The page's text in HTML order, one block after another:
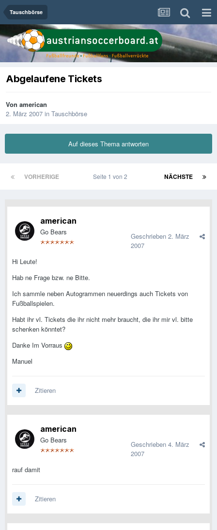
Tauschbörse
Abgelaufene Tickets
Von american
2. März 2007 in Tauschbörse
Auf dieses Thema antworten
VORHERIGE NÄCHSTE
Seite 1 von 2
american
Go Bears Geschrieben 2. März
2007
Hi Leute!
Hab ne Frage bzw. ne Bitte.
Ich sammle neben Autogrammen neuerdings auch Tickets von
Fußballspielen.
Habt ihr vl. Tickets die ihr nicht mehr braucht, die ihr mir vl. bitte
schenken könntet?
Danke Im Vorraus
Manuel
Zitieren
american
Go Bears Geschrieben 4. März
2007
rauf damit
Zitieren